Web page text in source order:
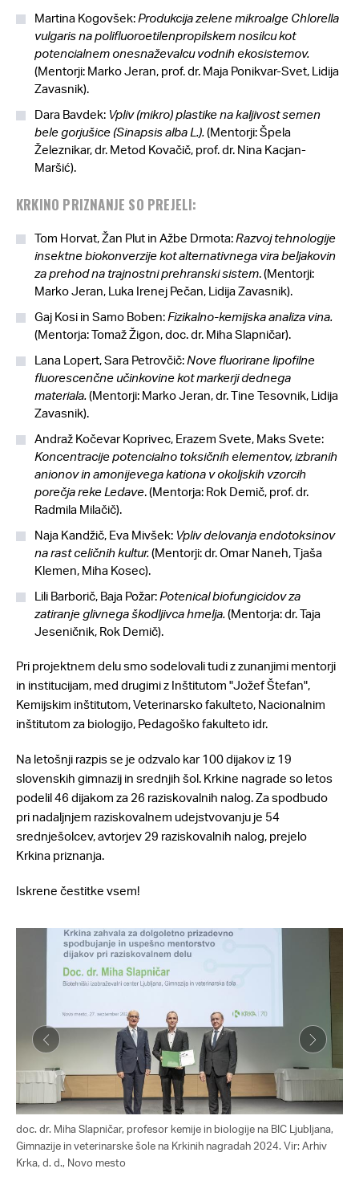
Martina Kogovšek:Produkcija zelene mikroalge Chlorella
vulgaris na polifluoroetilenpropilskem nosilcu kot
potencialnem onesnaževalcu vodnih ekosistemov.
(Mentorji: Marko Jeran, prof. dr. Maja Ponikvar-Svet, Lidija
Zavasnik).
Dara Bavdek: Vpliv (mikro) plastike na kaljivost semen
bele gorjušice (Sinapsis alba L.).(Mentorji: Špela
Železnikar, dr. Metod Kovačič, prof. dr. Nina Kacjan-
Maršić).
KRKINO PRIZNANJE SO PREJELI:
Tom Horvat, Žan Plut in Ažbe Drmota:Razvoj tehnologije
insektne biokonverzije kot alternativnega vira beljakovin
za prehod na trajnostni prehranski sistem. (Mentorji:
Marko Jeran, Luka Irenej Pečan, Lidija Zavasnik).
Gaj Kosi in Samo Boben:Fizikalno-kemijska analiza vina.
(Mentorja: Tomaž Žigon, doc. dr. Miha Slapničar).
Lana Lopert, Sara Petrovčič:Nove fluorirane lipofilne
fluorescenčne učinkovine kot markerji dednega
materiala.(Mentorji: Marko Jeran, dr. Tine Tesovnik, Lidija
Zavasnik).
Andraž Kočevar Koprivec, Erazem Svete, Maks Svete:
Koncentracije potencialno toksičnih elementov, izbranih
anionov in amonijevega kationa v okoljskih vzorcih
porečja reke Ledave. (Mentorja: Rok Demič, prof. dr.
Radmila Milačič).
Naja Kandžič, Eva Mivšek: Vpliv delovanja endotoksinov
na rast celičnih kultur.(Mentorji: dr. Omar Naneh, Tjaša
Klemen, Miha Kosec).
Lili Barborič, Baja Požar:Potenical biofungicidov za
zatiranje glivnega škodljivca hmelja.(Mentorja: dr. Taja
Jeseničnik, Rok Demič).
Pri projektnem delu smo sodelovali tudi z zunanjimi mentorji
in institucijam, med drugimi z Inštitutom "Jožef Štefan",
Kemijskim inštitutom, Veterinarsko fakulteto, Nacionalnim
inštitutom za biologijo, Pedagoško fakulteto idr.
Na letošnji razpis se je odzvalo kar 100 dijakov iz 19
slovenskih gimnazij in srednjih šol. Krkine nagrade so letos
podelil 46 dijakom za 26 raziskovalnih nalog. Za spodbudo
pri nadaljnjem raziskovalnem udejstvovanju je 54
srednješolcev, avtorjev 29 raziskovalnih nalog, prejelo
Krkina priznanja.
Iskrene čestitke vsem!
doc. dr. Miha Slapničar, profesor kemije in biologije na BIC Ljubljana,
Gimnazije in veterinarske šole na Krkinih nagradah 2024. Vir: Arhiv
Krka, d. d., Novo mesto